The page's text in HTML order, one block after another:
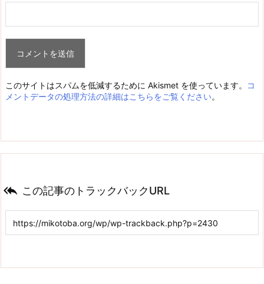
このサイトはスパムを低減するために Akismet を使っています。
コ
メントデータの処理方法の詳細はこちらをご覧ください。
 この記事のトラックバックURL